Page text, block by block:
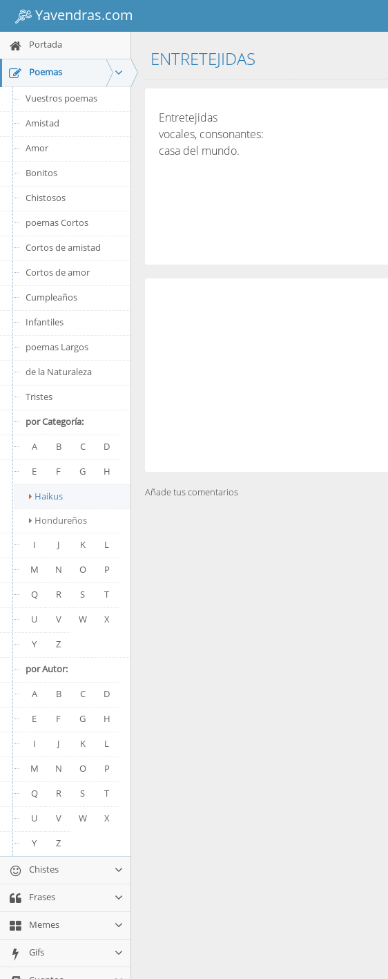
Yavendras.com
Portada
Poemas
Vuestros poemas
Amistad
Amor
Bonitos
Chistosos
poemas Cortos
Cortos de amistad
Cortos de amor
Cumpleaños
Infantiles
poemas Largos
de la Naturaleza
Tristes
por Categoría:
A
B C
D
E
F G
H
Haikus
Hondureños
I
J K
L
M
N O
P
Q
R S
T
U
V W
X
Y
Z
por Autor:
A
B C
D
E
F G
H
I
J K
L
M
N O
P
Q
R S
T
U
V W
X
Y
Z
Chistes
Frases
Memes
Gifs
ENTRETEJIDAS
Entretejidas
vocales, consonantes:
casa del mundo.
Añade tus comentarios